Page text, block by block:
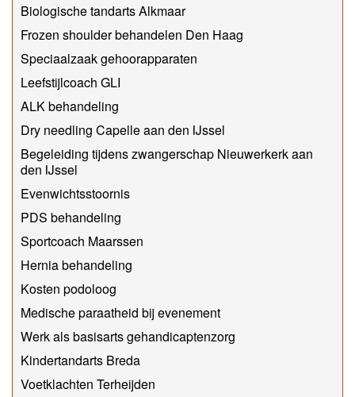
Biologische tandarts Alkmaar
Frozen shoulder behandelen Den Haag
Speciaalzaak gehoorapparaten
Leefstijlcoach GLI
ALK behandeling
Dry needling Capelle aan den IJssel
Begeleiding tijdens zwangerschap Nieuwerkerk aan
den IJssel
Evenwichtsstoornis
PDS behandeling
Sportcoach Maarssen
Hernia behandeling
Kosten podoloog
Medische paraatheid bij evenement
Werk als basisarts gehandicaptenzorg
Kindertandarts Breda
Voetklachten Terheijden